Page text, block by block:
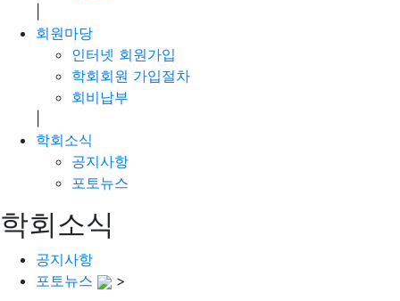
회원마당
인터넷 회원가입
학회회원 가입절차
회비납부
학회소식
공지사항
포토뉴스
학회소식
공지사항
포토뉴스
>